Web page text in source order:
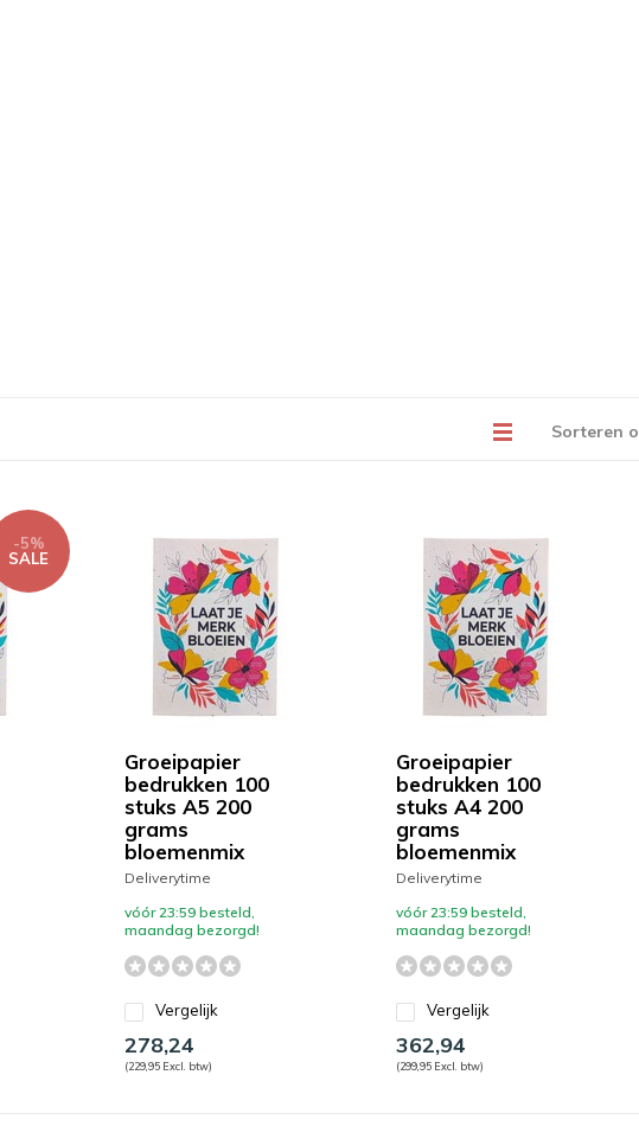
Sorteren
-5%
SALE
Groeipapier
bedrukken 100
stuks A5 200
grams
bloemenmix
Deliverytime
vóór 23:59 besteld,
maandag bezorgd!
Vergelijk
278,24
(229,95 Excl. btw)
Groeipapier
bedrukken 100
stuks A4 200
grams
bloemenmix
Deliverytime
vóór 23:59 besteld,
maandag bezorgd!
Vergelijk
362,94
(299,95 Excl. btw)